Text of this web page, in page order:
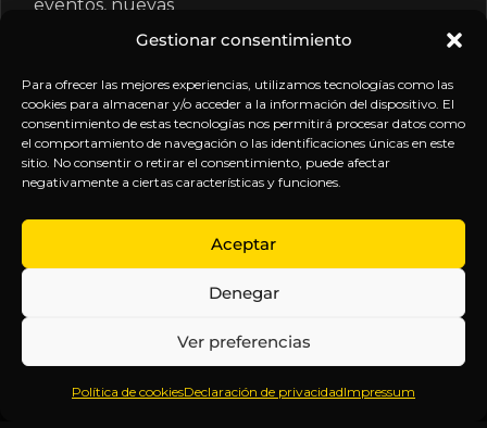
Gestionar consentimiento
Para ofrecer las mejores experiencias, utilizamos tecnologías como las
cookies para almacenar y/o acceder a la información del dispositivo. El
consentimiento de estas tecnologías nos permitirá procesar datos como
el comportamiento de navegación o las identificaciones únicas en este
sitio. No consentir o retirar el consentimiento, puede afectar
negativamente a ciertas características y funciones.
Aceptar
Denegar
Ver preferencias
Política de cookiesDeclaración de privacidadImpressum
eventos, nuevas
publicaciones y
suscripción.
Inteligencia
Anticipándonos
EXPLORA
Inicio
Sobre
Contenido
Webinars
LEGAL
Política
de
Términos y
Aviso
SÍGUENOS